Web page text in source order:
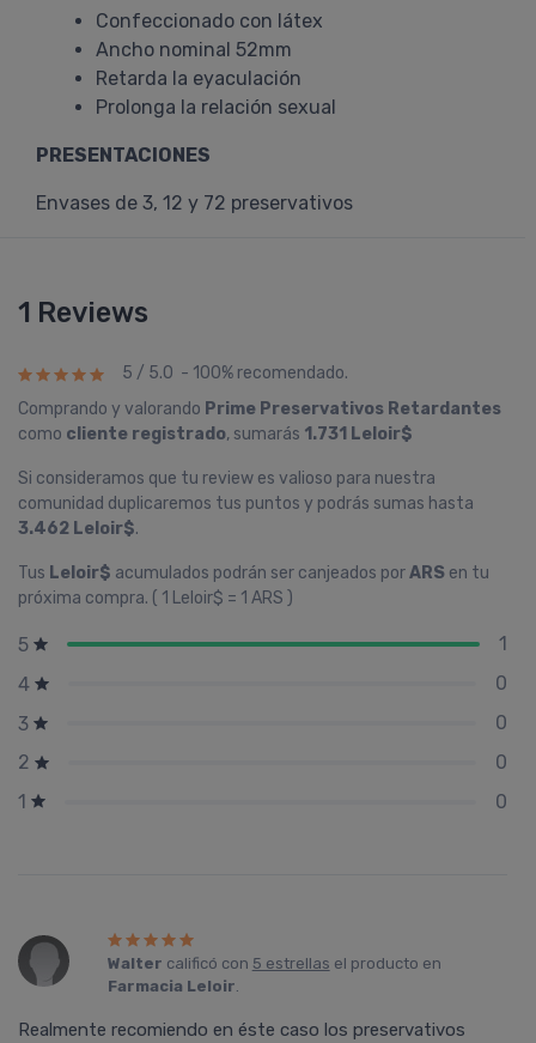
Confeccionado con látex
Ancho nominal 52mm
Retarda la eyaculación
Prolonga la relación sexual
PRESENTACIONES
Envases de 3, 12 y 72 preservativos
1 Reviews
5 / 5.0 - 100% recomendado.
Comprando y valorando Prime Preservativos Retardantes
como cliente registrado, sumarás 1.731 Leloir$
Si consideramos que tu review es valioso para nuestra
comunidad duplicaremos tus puntos y podrás sumas hasta
3.462 Leloir$.
Tus Leloir$ acumulados podrán ser canjeados porARS en tu
próxima compra. ( 1 Leloir$ = 1 ARS )
5
1
4
0
3
0
2
0
1
0
Walter calificó con 5 estrellas el producto en
Farmacia Leloir.
Realmente recomiendo en éste caso los preservativos